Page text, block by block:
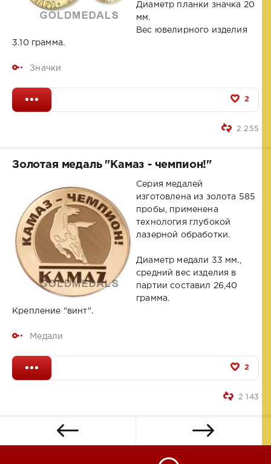
Диаметр планки значка 20
мм.
Вес ювелирного изделия
3.10 грамма.
Значки
2
2 255
Золотая медаль "Камаз - чемпион!"
Серия медалей
изготовлена из золота 585
пробы, применена
технология глубокой
лазерной обработки.
Диаметр медали 33 мм.,
средний вес изделия в
партии составил 26,40
грамма.
Крепление "винт".
Медали
2
2 143